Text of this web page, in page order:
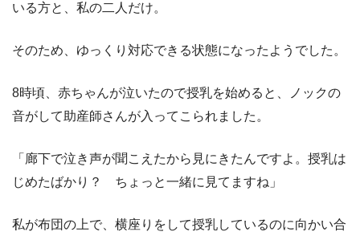
いる方と、私の二人だけ。
そのため、ゆっくり対応できる状態になったようでした。
8時頃、赤ちゃんが泣いたので授乳を始めると、ノックの
音がして助産師さんが入ってこられました。
「廊下で泣き声が聞こえたから見にきたんですよ。授乳は
じめたばかり？ ちょっと一緒に見てますね」
私が布団の上で、横座りをして授乳しているのに向かい合